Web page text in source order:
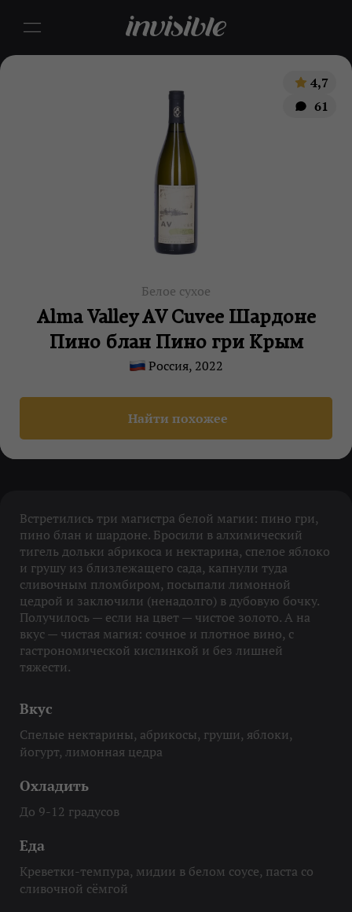
4,7
61
Белое сухое
Alma Valley AV Cuvee Шардоне
Пино блан Пино гри Крым
Россия, 2022
Найти похожее
Встретились три магистра белой магии: пино гри,
пино блан и шардоне. Бросили в алхимический
тигель дольки абрикоса и нектарина, спелое яблоко
и грушу из близлежащего сада, капнули туда
сливочным пломбиром, посыпали лимонной
цедрой и заключили (ненадолго) в дубовую бочку.
Получилось — если на цвет — чистое золото. А на
вкус — чистая магия: сочное и плотное вино, с
гастрономической кислинкой и без лишней
тяжести.
Вкус
Спелые нектарины, абрикосы, груши, яблоки,
йогурт, лимонная цедра
Охладить
До 9-12 градусов
Еда
Креветки-темпура, мидии в белом соусе, паста со
сливочной сёмгой